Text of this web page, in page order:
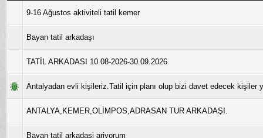
9-16 Ağustos aktiviteli tatil kemer
Bayan tatil arkadaşı
TATİL ARKADASI 10.08-2026-30.09.2026
Antalyadan evli kişileriz.Tatil için planı olup bizi davet edecek kişiler
ANTALYA,KEMER,OLİMPOS,ADRASAN TUR ARKADAŞI.
Bayan tatil arkadasi ariyorum